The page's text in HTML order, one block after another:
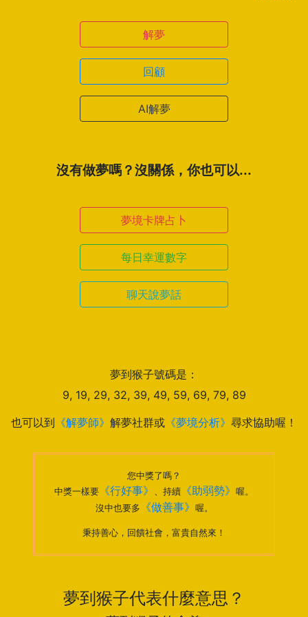
解夢
回顧
AI解夢
沒有做夢嗎？沒關係，你也可以...
夢境卡牌占卜
每日幸運數字
聊天說夢話
夢到猴子號碼是：
9, 19, 29, 32, 39, 49, 59, 69, 79, 89
也可以到 《解夢師》 解夢社群或 《夢境分析》 尋求協助喔！
您中獎了嗎？
中獎一樣要 《行好事》 、持續 《助弱勢》 喔。
沒中也要多
《做善事》 喔。
秉持善心，回饋社會，富貴自然來！
夢到猴子代表什麼意思？